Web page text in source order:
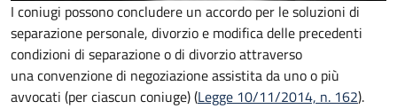
I coniugi possono concludere un accordo per le soluzioni di
separazione personale, divorzio e modifica delle precedenti
condizioni di separazione o di divorzio attraverso
una convenzione di negoziazione assistita da uno o più
avvocati (per ciascun coniuge) (Legge 10/11/2014, n. 162).